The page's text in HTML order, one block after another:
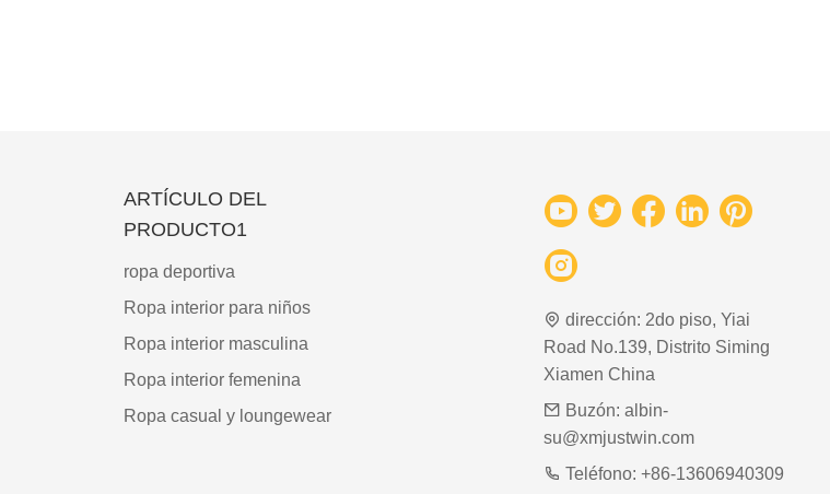
ARTÍCULO DEL
PRODUCTO1
ropa deportiva
Ropa interior para niños
Ropa interior masculina
Ropa interior femenina
Ropa casual y loungewear
dirección: 2do piso, Yiai
Road No.139, Distrito Siming
Xiamen China
Buzón: albin-
su@xmjustwin.com
Teléfono: +86-13606940309